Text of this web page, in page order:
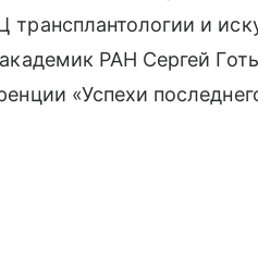
и
РАН Сергей
«Успехи